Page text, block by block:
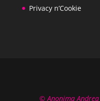
Privacy n’Cookie
© Anonima